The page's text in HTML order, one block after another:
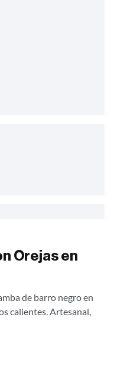
Orejas en
de barro negro en
calientes. Artesanal,